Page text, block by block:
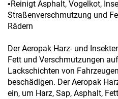
•Reinigt Asphalt, Vogelkot,
Straßenverschmutzung und
Rädern
Der Aeropak Harz- und
Fett und Verschmutzungen
Lackschichten von
beschädigen. Der Aeropak
ein, um Harz, Sap, Asphalt,